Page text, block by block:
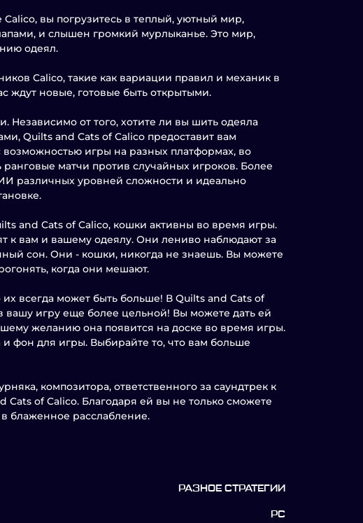
вы погрузитесь в теплый, уютный мир,
и слышен громкий мурлыканье. Это мир,
одеял.
Calico, такие как вариации правил и механик в
ждут новые, готовые быть открытыми.
Независимо от того, хотите ли вы шить одеяла
Quilts and Cats of Calico предоставит вам
игры на разных платформах, во
матчи против случайных игроков. Более
различных уровней сложности и идеально
and Cats of Calico, кошки активны во время игры.
к вам и вашему одеялу. Они лениво наблюдают за
сон. Они - кошки, никогда не знаешь. Вы можете
когда они мешают.
всегда может быть больше! В Quilts and Cats of
вашу игру еще более цельной! Вы можете дать ей
желанию она появится на доске во время игры.
фон для игры. Выбирайте то, что вам больше
композитора, ответственного за саундтрек к
of Calico. Благодаря ей вы не только сможете
в блаженное расслабление.
РАЗНОЕ СТРАТЕГИИ
PC